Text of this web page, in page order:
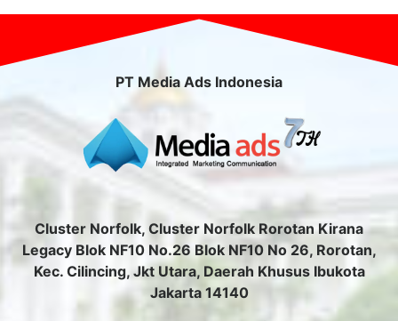
PT Media Ads Indonesia
Cluster Norfolk, Cluster Norfolk Rorotan Kirana
Legacy Blok NF10 No.26 Blok NF10 No 26, Rorotan,
Kec. Cilincing, Jkt Utara, Daerah Khusus Ibukota
Jakarta 14140